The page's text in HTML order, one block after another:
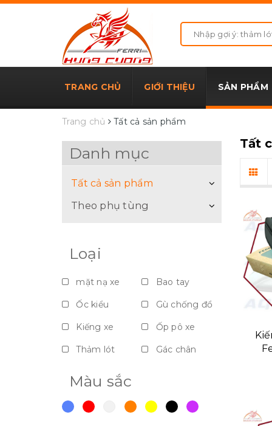
TRANG CHỦ GIỚI THIỆU SẢN PHẨM
Trang chủ Tất cả sản phẩm
Danh mục
Tất cả sản phẩm
Theo phụ tùng
Loại
mặt nạ xe Bao tay
Ốc kiểu Gù chống đổ
Kiếng xe Ốp pô xe
Thảm lót Gác chân
Nắp bảo vệ - Vách ngăn - Dè
Màu sắc
Tất